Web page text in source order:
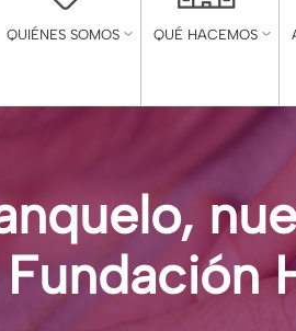
QUIÉNES SOMOS QUÉ HACEMOS